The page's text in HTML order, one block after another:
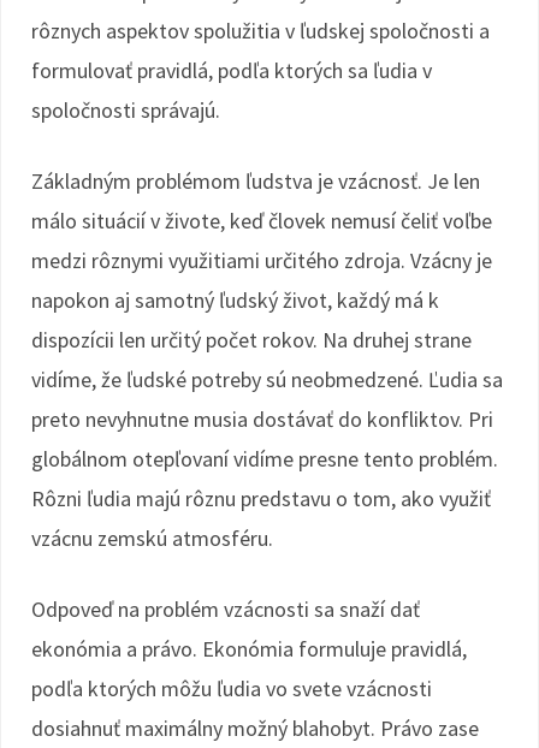
rôznych aspektov spolužitia v ľudskej spoločnosti a
formulovať pravidlá, podľa ktorých sa ľudia v
spoločnosti správajú.
Základným problémom ľudstva je vzácnosť. Je len
málo situácií v živote, keď človek nemusí čeliť voľbe
medzi rôznymi využitiami určitého zdroja. Vzácny je
napokon aj samotný ľudský život, každý má k
dispozícii len určitý počet rokov. Na druhej strane
vidíme, že ľudské potreby sú neobmedzené. Ľudia sa
preto nevyhnutne musia dostávať do konfliktov. Pri
globálnom otepľovaní vidíme presne tento problém.
Rôzni ľudia majú rôznu predstavu o tom, ako využiť
vzácnu zemskú atmosféru.
Odpoveď na problém vzácnosti sa snaží dať
ekonómia a právo. Ekonómia formuluje pravidlá,
podľa ktorých môžu ľudia vo svete vzácnosti
dosiahnuť maximálny možný blahobyt. Právo zase